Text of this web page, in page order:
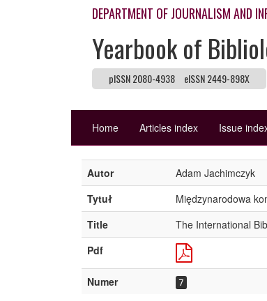
DEPARTMENT OF JOURNALISM AND
Yearbook of
pISSN 2080-4938 eISSN 2449-898X
Home Articles index Issue
Autor
Adam Jachimczyk
Tytuł
Międzynarodowa
Title
The International
Pdf
Numer 7